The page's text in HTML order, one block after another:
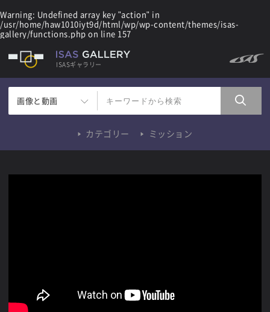
Warning: Undefined array key "action" in
/usr/home/haw1010iyt9d/html/wp/wp-content/themes/isas-
gallery/functions.php on line 157
ISASギャラリー
画像と動画
カテゴリー ミッション